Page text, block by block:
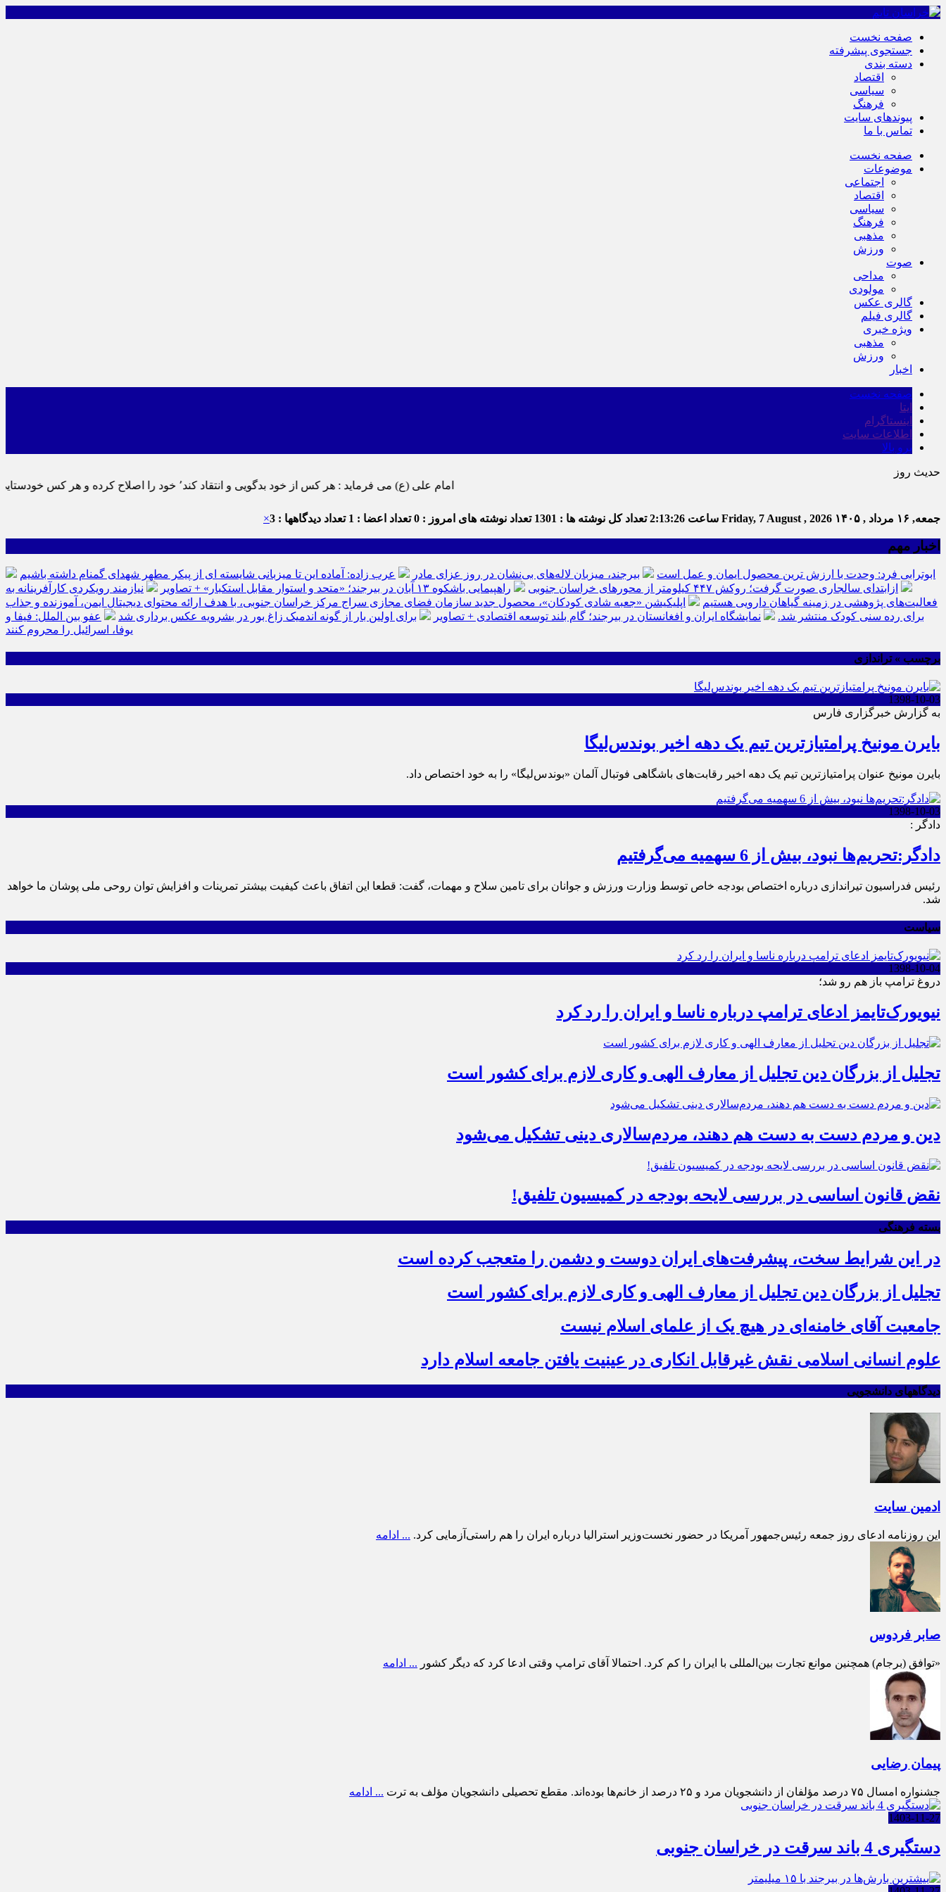
صفحه نخست
جستجوی پیشرفته
دسته بندی
اقتصاد
سیاسی
فرهنگ
پیوندهای سایت
تماس با ما
صفحه نخست
موضوعات
اجتماعی
اقتصاد
سیاسی
فرهنگ
مذهبی
ورزش
صوت
مداحی
مولودی
گالری عکس
گالری فیلم
ویژه خبری
مذهبی
ورزش
اخبار
صفحه نخست
ایتا
اینستاگرام
اطلاعات سایت
برو بالا
حدیث روز
امام علی (ع) می فرماید : هر کس از خود بدگویی و انتقاد کند٬ خود را اصلاح کرده و هر کس خودستایی نماید٬ پس به تحقیق خویش را تباه نموده است.
جمعه, ۱۶ مرداد , ۱۴۰۵ Friday, 7 August , 2026 ساعت 2:13:27تعداد کل نوشته ها : 1301 تعداد نوشته های امروز : 0 تعداد اعضا : 1 تعداد دیدگاهها : 3 ×
اخبار مهم
ابوترابی فرد: وحدت با ارزش ترین محصول ایمان و عمل است بیرجند، میزبان لاله‌های بی‌نشان در روز عزای مادر
عرب زاده: آماده این تا میزبانی شایسته ای از پیکر مطهر شهدای گمنام داشته باشیم
ازابتدای سالجاری صورت گرفت؛ روکش ۴۴۷ کیلومتر از محورهای خراسان جنوبی
راهپیمایی باشکوه ۱۳ آبان در بیرجند؛ «متحد و استوار مقابل استکبار» + تصاویر
نیازمند رویکردی کارآفرینانه به
فعالیت‌های پژوهشی در زمینه گیاهان دارویی هستیم
اپلیکیشن «جعبه شادی کودکان»، محصول جدید سازمان فضای مجازی سراج مرکز خراسان جنوبی، با هدف ارائه محتوای دیجیتال ایمن، آموزنده و جذاب
برای رده سنی کودک منتشر شد.
نمایشگاه ایران و افغانستان در بیرجند؛ گام بلند توسعه اقتصادی + تصاویر برای اولین بار از گونه اندمیک زاغ بور در بشرویه عکس برداری شد
عفو بین الملل: فیفا و
یوفا، اسرائیل را محروم کنند
برچسب » تراندازی
1398-10-03
به گزارش خبرگزاری فارس
بایرن مونیخ پرامتیازترین تیم یک دهه اخیر بوندس‌لیگا
بایرن مونیخ عنوان پرامتیازترین تیم یک دهه اخیر رقابت‌های باشگاهی فوتبال آلمان «بوندس‌لیگا» را به خود اختصاص داد.
1398-10-03
دادگر :
دادگر:تحریم‌ها نبود، بیش از 6 سهمیه می‌گرفتیم
رئیس فدراسیون تیراندازی درباره اختصاص بودجه خاص توسط وزارت ورزش و جوانان برای تامین سلاح و مهمات، گفت: قطعا این اتفاق باعث کیفیت بیشتر تمرینات و افزایش توان روحی ملی پوشان ما خواهد
شد.
سیاست
1398-10-04
دروغ ترامپ باز هم رو شد؛
نیویورک‌تایمز ادعای ترامپ درباره ناسا و ایران را رد کرد
تجلیل از بزرگان دین تجلیل از معارف الهی و کاری لازم برای کشور است
دین و مردم دست به‌ دست هم دهند، مردم‌سالاری دینی تشکیل می‌شود
نقض قانون اساسی در بررسی لایحه بودجه در کمیسیون تلفیق!
بسته فرهنگی
در این شرایط سخت، پیشرفت‌های ایران دوست و دشمن را متعجب کرده است
تجلیل از بزرگان دین تجلیل از معارف الهی و کاری لازم برای کشور است
جامعیت آقای خامنه‌ای در هیچ یک از علمای اسلام نیست
علوم انسانی اسلامی نقش غیرقابل انکاری در عینیت یافتن جامعه اسلام دارد
دیدگاههای دانشجویی
ادمین سایت
این روزنامه ادعای روز جمعه رئیس‌جمهور آمریکا در حضور نخست‌وزیر استرالیا درباره ایران را هم راستی‌آزمایی کرد. ... ادامه
صابر فردوس
«توافق (برجام) همچنین موانع تجارت بین‌المللی با ایران را کم کرد. احتمالا آقای ترامپ وقتی ادعا کرد که دیگر کشور ... ادامه
پیمان رضایی
جشنواره امسال ۷۵ درصد مؤلفان از دانشجویان مرد و ۲۵ درصد از خانم‌ها بوده‌اند. مقطع تحصیلی دانشجویان مؤلف به ترت ... ادامه
1403-11-27
دستگیری 4 باند سرقت در خراسان جنوبی